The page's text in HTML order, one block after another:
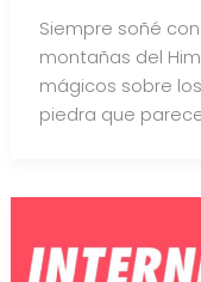
Siempre soñé
montañas del
mágicos sobre
piedra que